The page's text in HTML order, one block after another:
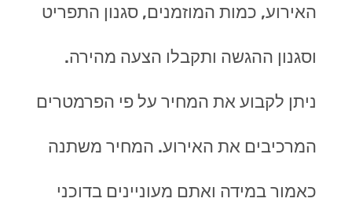
האירוע, כמות המוזמנים, סגנון התפריט
וסגנון ההגשה ותקבלו הצעה מהירה.
ניתן לקבוע את המחיר על פי הפרמטרים
המרכיבים את האירוע. המחיר משתנה
כאמור במידה ואתם מעוניינים בדוכני